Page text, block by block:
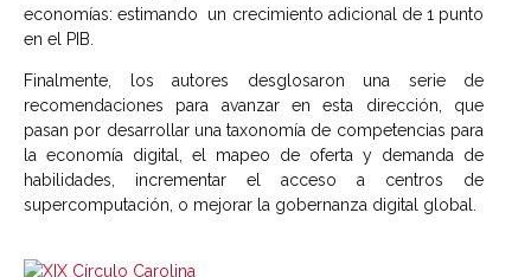
economías: estimando un crecimiento adicional de 1 punto
en el PIB.
Finalmente, los autores desglosaron una serie de
recomendaciones para avanzar en esta dirección, que
pasan por desarrollar una taxonomía de competencias para
la economía digital, el mapeo de oferta y demanda de
habilidades, incrementar el acceso a centros de
supercomputación, o mejorar la gobernanza digital global.